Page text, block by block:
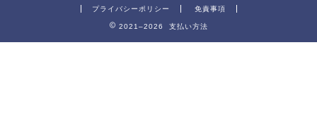
プライバシーポリシー 免責事項
2021–2026 支払い方法